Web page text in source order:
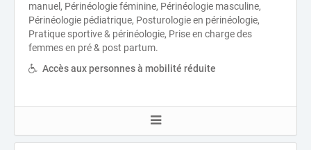
manuel, Périnéologie féminine, Périnéologie masculine,
Périnéologie pédiatrique, Posturologie en périnéologie,
Pratique sportive & périnéologie, Prise en charge des
femmes en pré & post partum.
Accès aux personnes à mobilité réduite